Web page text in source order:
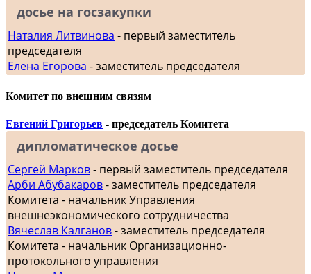
досье на госзакупки
Наталия Литвинова - первый заместитель
председателя
Елена Егорова - заместитель председателя
Комитет по внешним связям
Евгений Григорьев - председатель Комитета
дипломатическое досье
Сергей Марков- первый заместитель председателя
Арби Абубакаров- заместитель председателя
Комитета - начальник Управления
внешнеэкономического сотрудничества
Вячеслав Калганов- заместитель председателя
Комитета - начальник Организационно-
протокольного управления